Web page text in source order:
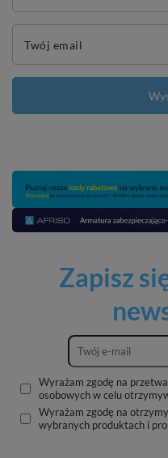
Twój email
Zapisz
Wyrażam zgodę na
osobowych w celu
Wyrażam zgodę na
wybranych produktach i